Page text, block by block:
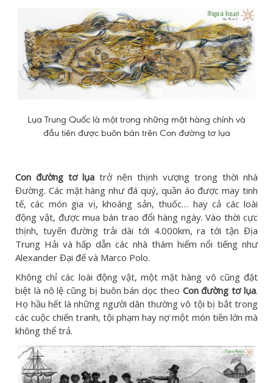
Lụa Trung Quốc là một trong những mặt hàng chính và
đầu tiên được buôn bán trên Con đường tơ lụa
Con đường tơ lụa trở nên thịnh vượng trong thời nhà
Đường. Các mặt hàng như đá quý, quần áo được may tinh
tế, các món gia vị, khoáng sản, thuốc… hay cả các loài
động vật, được mua bán trao đổi hàng ngày. Vào thời cực
thịnh, tuyến đường trải dài tới 4.000km, ra tới tận Địa
Trung Hải và hấp dẫn các nhà thám hiểm nổi tiếng như
Alexander Đại đế và Marco Polo.
Không chỉ các loài động vật, một mặt hàng vô cũng đặt
biệt là nô lệ cũng bị buôn bán dọc theo Con đường tơ lụa.
Họ hầu hết là những người dân thường vô tội bị bắt trong
các cuộc chiến tranh, tội phạm hay nợ một món tiền lớn mà
không thể trả.